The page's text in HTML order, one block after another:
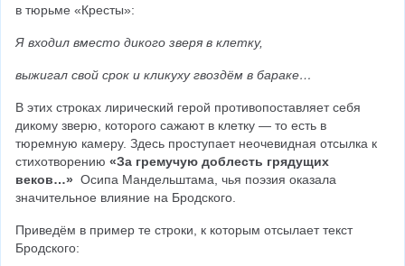
в тюрьме «Кресты»:
Я входил вместо дикого зверя в клетку,
выжигал свой срок и кликуху гвоздём в бараке…
В этих строках лирический герой противопоставляет себя
дикому зверю, которого сажают в клетку — то есть в
тюремную камеру. Здесь проступает неочевидная отсылка к
стихотворению «За гремучую доблесть грядущих
веков…» Осипа Мандельштама, чья поэзия оказала
значительное влияние на Бродского.
Приведём в пример те строки, к которым отсылает текст
Бродского: